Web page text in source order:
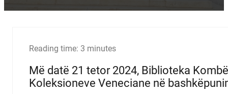
Reading time: 3 minutes
Më datë 21 tetor 2024, Biblioteka
Koleksioneve Veneciane në